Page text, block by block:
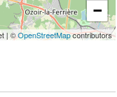
−
| ©OpenStreetMapcontributors